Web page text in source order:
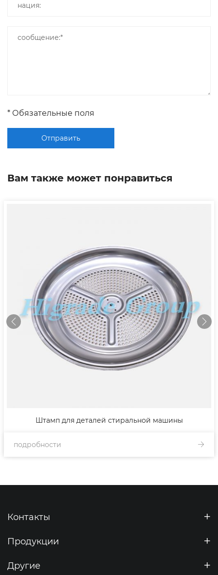
* Обязательные поля
Отправить
Вам также может понравиться
Штамп для деталей стиральной машины
подробности
Контакты
Продукции
Другие